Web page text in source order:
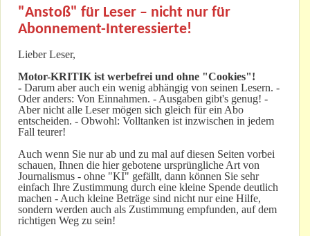
"Anstoß" für Leser – nicht nur für
Abonnement-Interessierte!
Lieber Leser,
Motor-KRITIK ist werbefrei und ohne "Cookies"!
- Darum aber auch ein wenig abhängig von seinen Lesern. -
Oder anders: Von Einnahmen. - Ausgaben gibt's genug! -
Aber nicht alle Leser mögen sich gleich für ein Abo
entscheiden. - Obwohl: Volltanken ist inzwischen in jedem
Fall teurer!
Auch wenn Sie nur ab und zu mal auf diesen Seiten vorbei
schauen, Ihnen die hier gebotene ursprüngliche Art von
Journalismus - ohne "KI" gefällt, dann können Sie sehr
einfach Ihre Zustimmung durch eine kleine Spende deutlich
machen - Auch kleine Beträge sind nicht nur eine Hilfe,
sondern werden auch als Zustimmung empfunden, auf dem
richtigen Weg zu sein!